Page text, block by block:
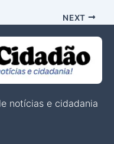
NEXT
notícias e cidadania